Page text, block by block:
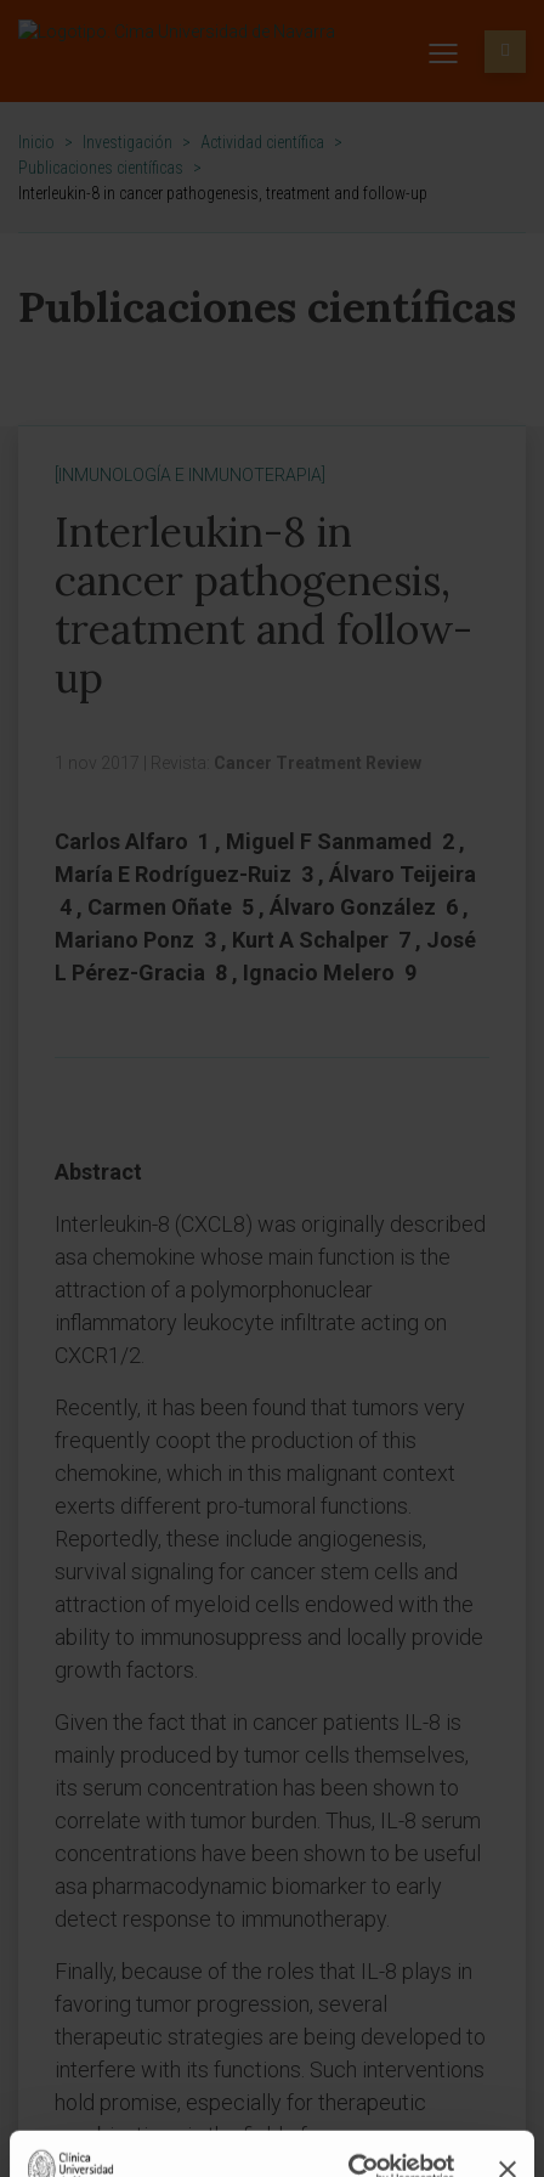
Inicio > Investigación > Actividad científica
>
Publicaciones científicas
>
Interleukin-8 in cancer pathogenesis, treatment and follow-up
Publicaciones científicas
[INMUNOLOGÍA E INMUNOTERAPIA]
Interleukin-8 in
cancer pathogenesis,
treatment and follow-
up
1 nov 2017 Revista: Cancer Treatment Review
Carlos Alfaro 1 , Miguel F Sanmamed 2 ,
María E Rodríguez-Ruiz 3 , Álvaro Teijeira
4 , Carmen Oñate 5 , Álvaro González 6 ,
Mariano Ponz 3 , Kurt A Schalper 7 , José
L Pérez-Gracia 8 , Ignacio Melero 9
Abstract
Interleukin-8 (CXCL8) was originally described
asa chemokine whose main function is the
attraction of a polymorphonuclear
inflammatory leukocyte infiltrate acting on
CXCR1/2.
Recently, it has been found that tumors very
frequently coopt the production of this
chemokine, which in this malignant context
exerts different pro-tumoral functions.
Reportedly, these include angiogenesis,
survival signaling for cancer stem cells and
attraction of myeloid cells endowed with the
ability to immunosuppress and locally provide
growth factors.
Given the fact that in cancer patients IL-8 is
mainly produced by tumor cells themselves,
its serum concentration has been shown to
correlate with tumor burden. Thus, IL-8 serum
concentrations have been shown to be useful
asa pharmacodynamic biomarker to early
detect response to immunotherapy.
Finally, because of the roles that IL-8 plays in
favoring tumor progression, several
therapeutic strategies are being developed to
interfere with its functions. Such interventions
hold promise, especially for therapeutic
combinations in the field of cancer
immunotherapy.